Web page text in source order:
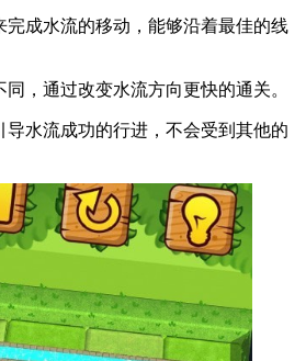
完成水流的移动，能够沿着最佳的线
，通过改变水流方向更快的通关。
导水流成功的行进，不会受到其他的